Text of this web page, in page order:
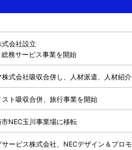
会社設立
務サービス事業を開始
式会社吸収合併し、人材派遣、人材紹
ト吸収合併、旅行事業を開始
NEC玉川事業場に移転
ービス株式会社、NECデザイン＆プロ